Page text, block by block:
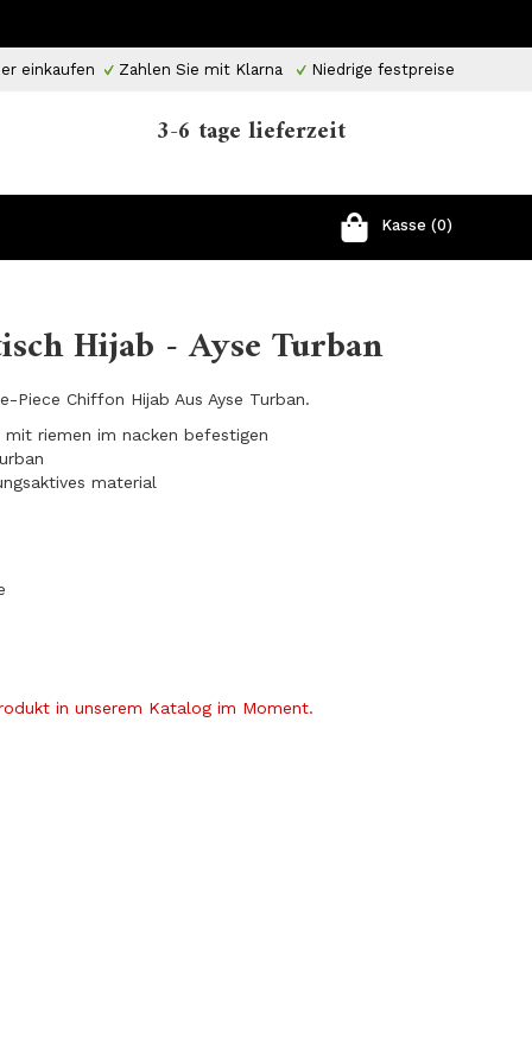
einkaufen Zahlen Sie mit Klarna Niedrige festpreise
3-6 tage lieferzeit
Kasse (0)
Hijab - Ayse Turban
Piece Chiffon Hijab Aus Ayse Turban.
riemen im nacken befestigen
material
in unserem Katalog im Moment.